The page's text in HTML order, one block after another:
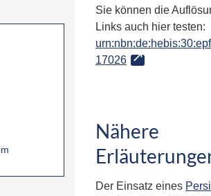
Sie können die
Links auch hier testen:
17026
Nähere
Der Einsatz eines